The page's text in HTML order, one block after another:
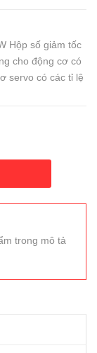
Hộp số giảm tốc
cho động cơ có
servo có các tỉ lệ
trong mô tả